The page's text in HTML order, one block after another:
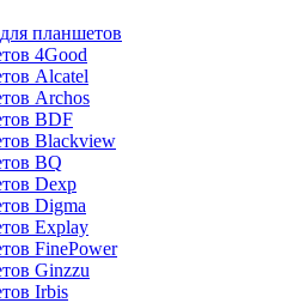
планшетов
4Good
Alcatel
Archos
BDF
Blackview
BQ
Dexp
Digma
Explay
FinePower
Ginzzu
Irbis